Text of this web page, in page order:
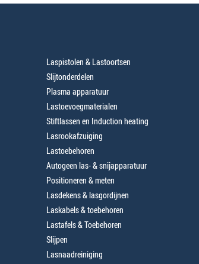
Laspistolen & Lastoortsen
Slijtonderdelen
Plasma apparatuur
Lastoevoegmaterialen
Stiftlassen en Induction heating
Lasrookafzuiging
Lastoebehoren
Autogeen las- & snijapparatuur
Positioneren & meten
Lasdekens & lasgordijnen
Laskabels & toebehoren
Lastafels & Toebehoren
Slijpen
Lasnaadreiniging